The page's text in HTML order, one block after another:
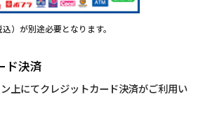
）が別途必要となります。
ド決済
上にてクレジットカード決済がご利用い